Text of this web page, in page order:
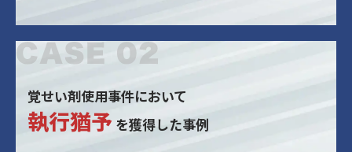
覚せい剤使用事件において
執行猶予 を獲得した事例